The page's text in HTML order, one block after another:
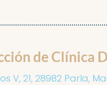
de Clínica
V, 21, 28982 Parla,